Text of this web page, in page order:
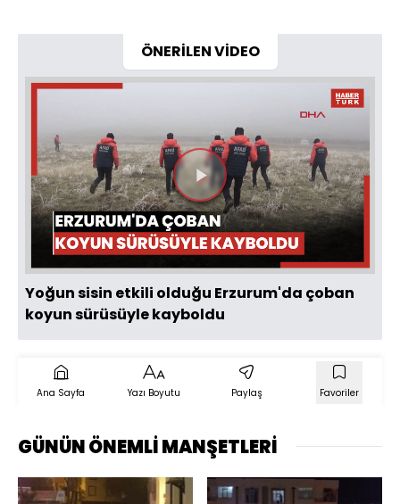
ÖNERİLEN VİDEO
Videoyu
Oynat
Yoğun sisin etkili olduğu Erzurum'da çoban
koyun sürüsüyle kayboldu
Ana Sayfa Yazı Boyutu Paylaş Favoriler
GÜNÜN ÖNEMLİ MANŞETLERİ